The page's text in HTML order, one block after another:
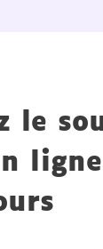
le